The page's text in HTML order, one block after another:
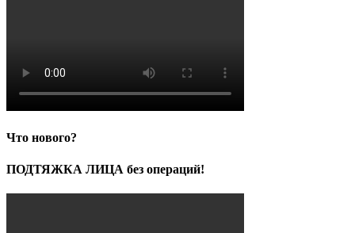
Что нового?
ПОДТЯЖКА ЛИЦА без операций!